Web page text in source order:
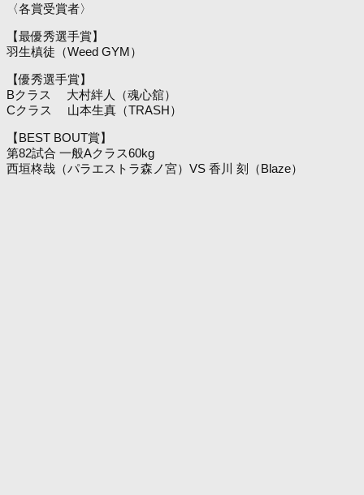
〈各賞受賞者〉
【最優秀選手賞】
羽生槙徒（Weed GYM）
【優秀選手賞】
Bクラス 大村絆人（魂心舘）
Cクラス 山本生真（TRASH）
【BEST BOUT賞】
第82試合 一般Aクラス60kg
西垣柊哉（パラエストラ森ノ宮）VS 香川 刻（Blaze）